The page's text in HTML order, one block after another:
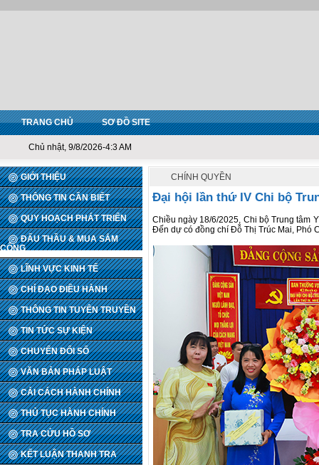
TRANG CHỦ SƠ ĐỒ SITE
Chủ nhật, 9/8/2026-4:3 AM
GIỚI THIỆU
THÔNG TIN CẦN BIẾT
QUY HOẠCH PHÁT TRIỂN
ĐẤU THẦU & MUA SẮM
CÔNG
LĨNH VỰC KINH TẾ
CHỈ ĐẠO ĐIỀU HÀNH
THÔNG TIN TUYÊN TRUYỀN
TIN TỨC SỰ KIỆN
CHUYỂN ĐỔI SỐ
VĂN BẢN PHÁP LUẬT
CẢI CÁCH HÀNH CHÍNH
THỦ TỤC HÀNH CHÍNH
TRA CỨU HỒ SƠ
KẾT LUẬN THANH TRA
CHÍNH QUYỀN
Đại hội lần thứ IV Chi bộ
Chiều ngày 18/6/2025, Chi bộ Trung tâm
Đến dự có đồng chí Đỗ Thị Trúc Mai, Phó